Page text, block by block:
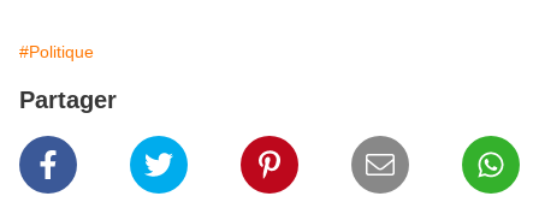
#Politique
Partager